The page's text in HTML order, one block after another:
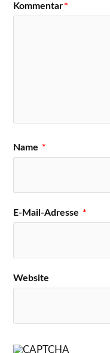
Kommentar*
Name *
E-Mail-Adresse *
Website